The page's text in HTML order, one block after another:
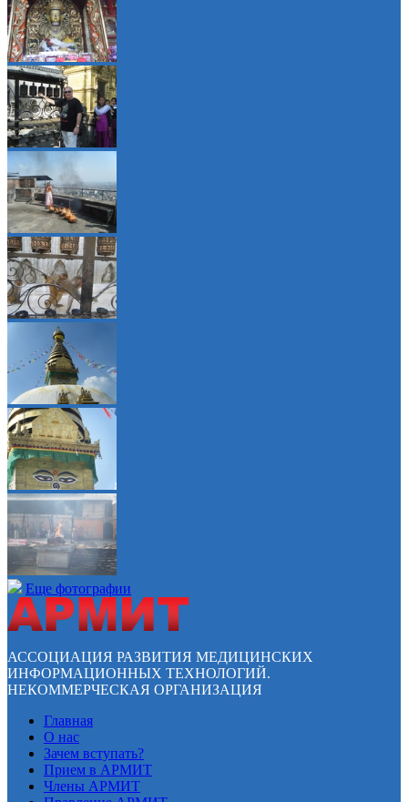
Еще фотографии
АССОЦИАЦИЯ РАЗВИТИЯ МЕДИЦИНСКИХ
ИНФОРМАЦИОННЫХ ТЕХНОЛОГИЙ.
НЕКОММЕРЧЕСКАЯ ОРГАНИЗАЦИЯ
Главная
О нас
Зачем вступать?
Прием в АРМИТ
Члены АРМИТ